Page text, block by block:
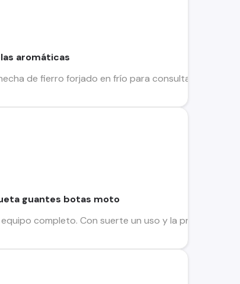
aromáticas
de fierro forjado en frío para consultas llamar al
guantes botas moto
completo. Con suerte un uso y la prueba,